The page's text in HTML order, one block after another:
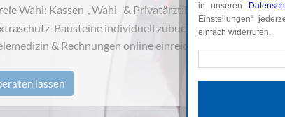
Wahl: Kassen-, Wahl- & Privatärzt:innen
Bausteine individuell zubuchbar
& Rechnungen online einreichen über myUNIQA
lassen
in unseren
Einstellungen“
einfach widerrufen.
Technische